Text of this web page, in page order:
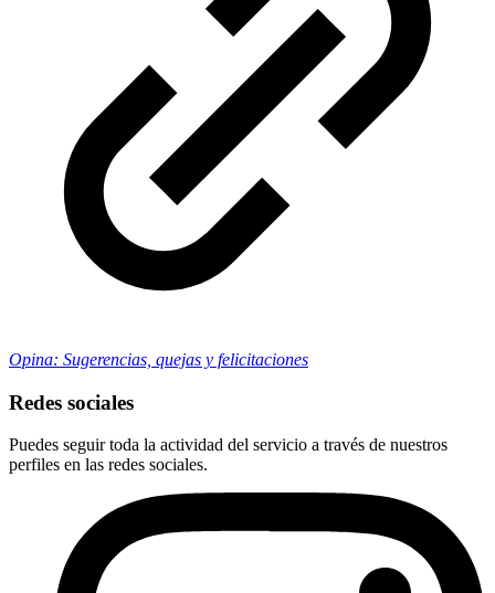
Opina: Sugerencias, quejas y felicitaciones
Redes sociales
Puedes seguir toda la actividad del servicio a través de nuestros
perfiles en las redes sociales.